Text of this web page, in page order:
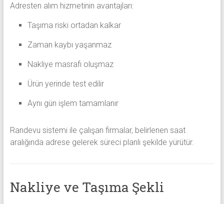
Adresten alım hizmetinin avantajları:
Taşıma riski ortadan kalkar
Zaman kaybı yaşanmaz
Nakliye masrafı oluşmaz
Ürün yerinde test edilir
Aynı gün işlem tamamlanır
Randevu sistemi ile çalışan firmalar, belirlenen saat
aralığında adrese gelerek süreci planlı şekilde yürütür.
Nakliye ve Taşıma Şekli